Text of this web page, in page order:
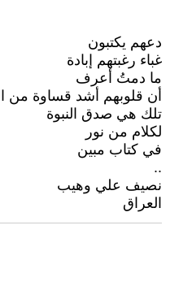
دعهم يكتبون
غباء رغبتهم إبادة
ما دمتُ أعرف
أن قلوبهم أشد قساوة من
تلك هي صدق النبوة
لكلام من نور
في كتاب مبين
..
نصيف علي وهيب
العراق